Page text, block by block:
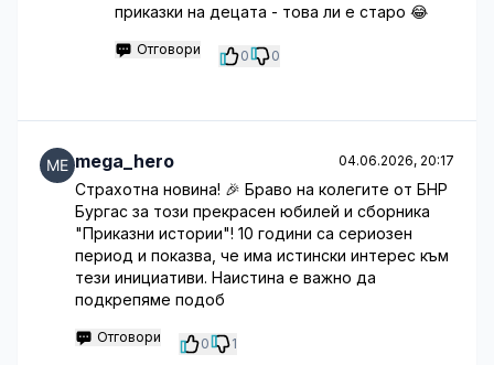
приказки на децата - това ли е старо 😂
Отговори 0 0
mega_hero 04.06.2026, 20:17
Страхотна новина! 🎉 Браво на колегите от БНР
Бургас за този прекрасен юбилей и сборника
"Приказни истории"! 10 години са сериозен
период и показва, че има истински интерес към
тези инициативи. Наистина е важно да
подкрепяме подоб
Отговори 0 1